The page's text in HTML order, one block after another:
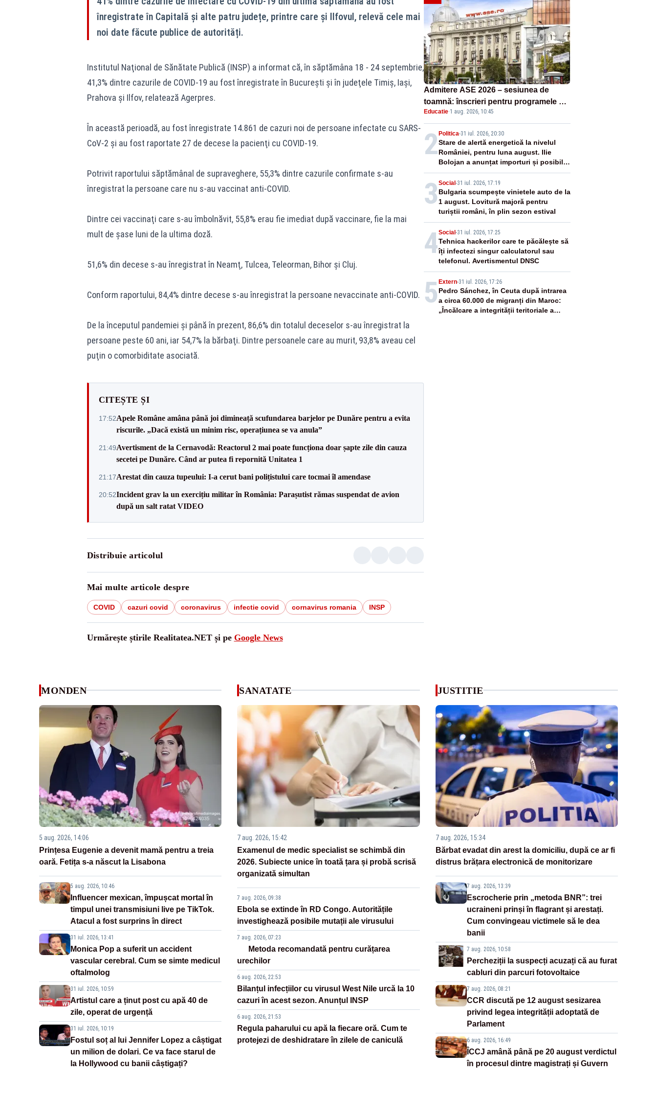
înregistrate în Capitală și alte patru județe, printre care și Ilfovul, relevă cele mai
noi date făcute publice de autorități.
Institutul Naţional de Sănătate Publică (INSP) a informat că, în săptămâna 18 - 24 septembrie,
41,3% dintre cazurile de COVID-19 au fost înregistrate în Bucureşti şi în judeţele Timiş, Iaşi,
Prahova şi Ilfov, relatează Agerpres.
În această perioadă, au fost înregistrate 14.861 de cazuri noi de persoane infectate cu SARS-
CoV-2 şi au fost raportate 27 de decese la pacienţi cu COVID-19.
Potrivit raportului săptămânal de supraveghere, 55,3% dintre cazurile confirmate s-au
înregistrat la persoane care nu s-au vaccinat anti-COVID.
Dintre cei vaccinaţi care s-au îmbolnăvit, 55,8% erau fie imediat după vaccinare, fie la mai
mult de şase luni de la ultima doză.
51,6% din decese s-au înregistrat în Neamţ, Tulcea, Teleorman, Bihor şi Cluj.
Conform raportului, 84,4% dintre decese s-au înregistrat la persoane nevaccinate anti-COVID.
De la începutul pandemiei şi până în prezent, 86,6% din totalul deceselor s-au înregistrat la
persoane peste 60 ani, iar 54,7% la bărbaţi. Dintre persoanele care au murit, 93,8% aveau cel
puţin o comorbiditate asociată.
CITEȘTE ȘI
17:52Apele Române amâna până joi dimineață scufundarea barjelor pe Dunăre pentru a evita
riscurile. „Dacă există un minim risc, operațiunea se va anula”
21:49Avertisment de la Cernavodă: Reactorul 2 mai poate funcționa doar șapte zile din cauza
secetei pe Dunăre. Când ar putea fi repornită Unitatea 1
21:17Arestat din cauza tupeului: I-a cerut bani polițistului care tocmai îl amendase
20:52Incident grav la un exercițiu militar în România: Parașutist rămas suspendat de avion
după un salt ratat VIDEO
Distribuie articolul
Mai multe articole despre
COVID cazuri covid coronavirus infectie covid cornavirus romania INSP
Urmărește știrile Realitatea.NET și pe Google News
Admitere ASE 2026 – sesiunea de
toamnă: înscrieri pentru programele de
licență, masterat și doctorat
Educatie·1 aug. 2026, 10:45
2Politica-31 iul. 2026, 20:30
Stare de alertă energetică la nivelul
României, pentru luna august. Ilie
Bolojan a anunțat importuri și posibile
restricții – VIDEO
3 Social-31 iul. 2026, 17:19
Bulgaria scumpește vinietele auto de la
1 august. Lovitură majoră pentru
turiștii români, în plin sezon estival
4Social-31 iul. 2026, 17:25
Tehnica hackerilor care te păcălește să
îți infectezi singur calculatorul sau
telefonul. Avertismentul DNSC
5 Extern-31 iul. 2026, 17:26
Pedro Sánchez, în Ceuta după intrarea
a circa 60.000 de migranți din Maroc:
„Încălcare a integrității teritoriale a
MONDEN
5 aug. 2026, 14:06
Prințesa Eugenie a devenit mamă pentru a treia
oară. Fetița s-a născut la Lisabona
5 aug. 2026, 10:46
Influencer mexican, împușcat mortal în
timpul unei transmisiuni live pe TikTok.
Atacul a fost surprins în direct
31 iul. 2026, 13:41
Monica Pop a suferit un accident
vascular cerebral. Cum se simte medicul
oftalmolog
31 iul. 2026, 10:59
Artistul care a ținut post cu apă 40 de
zile, operat de urgență
31 iul. 2026, 10:19
Fostul soț al lui Jennifer Lopez a câștigat
un milion de dolari. Ce va face starul de
la Hollywood cu banii câștigați?
SANATATE
7 aug. 2026, 15:42
Examenul de medic specialist se schimbă din
2026. Subiecte unice în toată țara și probă scrisă
organizată simultan
7 aug. 2026, 09:38
Ebola se extinde în RD Congo. Autoritățile
investighează posibile mutații ale virusului
7 aug. 2026, 07:23
Metoda recomandată pentru curățarea
urechilor
6 aug. 2026, 22:53
Bilanțul infecțiilor cu virusul West Nile urcă la 10
cazuri în acest sezon. Anunțul INSP
6 aug. 2026, 21:53
Regula paharului cu apă la fiecare oră. Cum te
protejezi de deshidratare în zilele de caniculă
JUSTITIE
7 aug. 2026, 15:34
Bărbat evadat din arest la domiciliu, după ce ar fi
distrus brățara electronică de monitorizare
7 aug. 2026, 13:39
Escrocherie prin „metoda BNR”: trei
ucraineni prinși în flagrant și arestați.
Cum convingeau victimele să le dea
banii
7 aug. 2026, 10:58
Percheziții la suspecți acuzați că au furat
cabluri din parcuri fotovoltaice
7 aug. 2026, 08:21
CCR discută pe 12 august sesizarea
privind legea integrității adoptată de
Parlament
6 aug. 2026, 16:49
ÎCCJ amână până pe 20 august verdictul
în procesul dintre magistrați și Guvern